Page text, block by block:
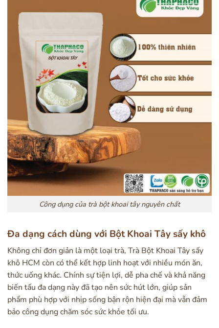
Công dụng của trà bột khoai tây nguyên chất
Đa dạng cách dùng với Bột Khoai Tây sấy khô
Không chỉ đơn giản là một loại trà, Trà Bột Khoai Tây sấy
khô HCM còn có thể kết hợp linh hoạt với nhiều món ăn,
thức uống khác. Chính sự tiện lợi, dễ pha chế và khả năng
biến tấu đa dạng này đã tạo nên sức hút lớn, giúp sản
phẩm phù hợp với nhịp sống bận rộn hiện đại mà vẫn đảm
bảo công dụng chăm sóc sức khỏe tối ưu.